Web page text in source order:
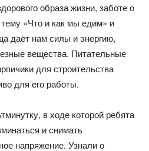
образа жизни, заботе о
«Что и как мы едим» и
даёт нам силы и энергию,
вещества. Питательные
для строительства
для его работы.
в ходе которой ребята
и снимать
напряжение. Узнали о